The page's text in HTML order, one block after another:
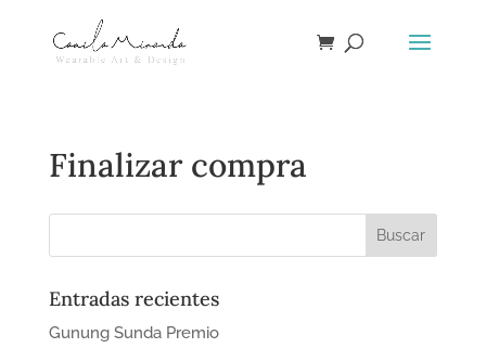
Finalizar compra
Entradas recientes
Gunung Sunda Premio